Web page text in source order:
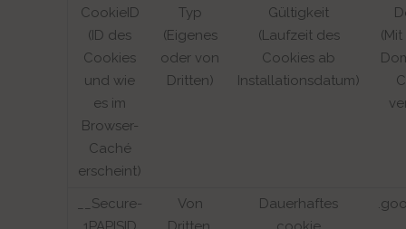
CookieID
(ID des
Cookies
und wie
es im
Browser-
Caché
erscheint)
Typ
(Eigenes
oder von
Dritten)
Gültigkeit
(Laufzeit des
Cookies ab
Installationsdatum)
__Secure-
Von
Dauerhaftes